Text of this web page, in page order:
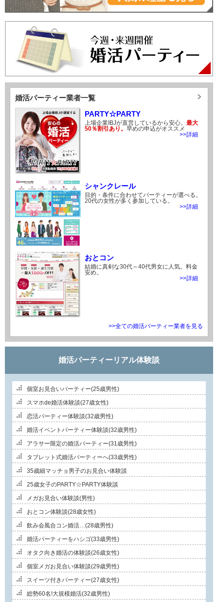
婚活パーティー業者一覧
PARTY☆PARTY
上場企業IBJが直営しているから安心。 最大
50％割引あり。 早めの申込がオススメ
>>詳細
シャンクレール
目的・条件に合わせてパーティーが選べる。
20代の女性が多く参加している。
>>詳細
おとコン
結婚に真剣な30代～40代男女に人気。料金
安め。
>>詳細
>>全ての婚活パーティー業者を見る
婚活パーティーリアル体験談
個室お見合いパーティー(25歳男性)
スマホde婚活体験談(27歳女性)
恋活パーティー体験談(32歳男性)
婚活イベントパーティー体験談(32歳男性)
アラサー限定の婚活パーティー(31歳男性)
タブレット式婚活パーティーへ(33歳男性)
35歳細マッチョ男子のお見合い体験談
25歳女子のPARTY☆PARTY体験談
メガお見合い体験談(男性)
おとコン体験談(28歳女性)
飲み会風合コン婚活…(28歳男性)
婚活パーティーをハシゴ(33歳男性)
オタク向き婚活の体験談(26歳女性)
個室メガお見合い体験談(29歳男性)
スイーツ付きパーティー(27歳女性)
総勢60名!大規模婚活(32歳男性)